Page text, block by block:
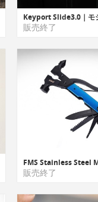
販売終了
販売終了